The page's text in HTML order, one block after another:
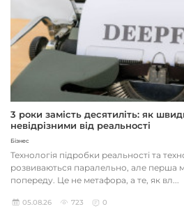
3 роки замість десятиліть: як
невідрізними від реальності
Бізнес
Технологія підробки реальності та
розвиваються паралельно, але перша
попереду. Це не метафора, а те, як вл...
05.08.26 723 0